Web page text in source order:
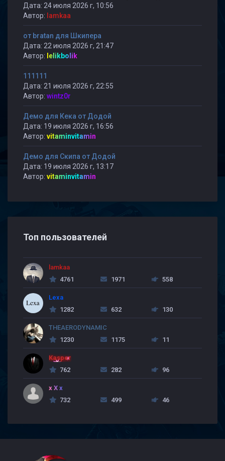
Дата: 24 июля 2026 г, 10:56
Автор: lamkaa
от bratan для Шкипера
Дата: 22 июля 2026 г, 21:47
Автор: lelikbolik
111111
Дата: 21 июля 2026 г, 22:55
Автор: wintz0r
Демо для Кека от Додой
Дата: 19 июля 2026 г, 16:56
Автор: vitaminvitamin
Демо для Скипа от Додой
Дата: 19 июля 2026 г, 13:17
Автор: vitaminvitamin
Топ пользователей
lamkaa
4761
1971 558
Lexa
1282
632 130
THEAERODYNAMIC
1230
1175 11
Kasper
762
282 96
x X x
732
499 46